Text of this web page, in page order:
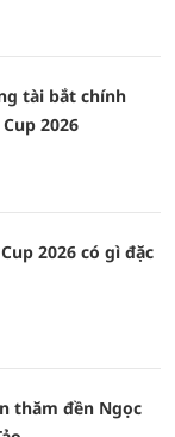
tài bắt chính
2026
2026 có gì đặc
thăm đền Ngọc